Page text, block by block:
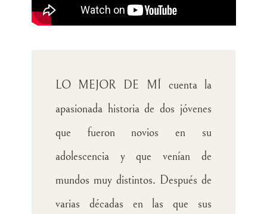
LO MEJOR DE MÍ cuenta la
apasionada historia de dos jóvenes
que fueron novios en su
adolescencia y que venían de
mundos muy distintos. Después de
varias décadas en las que sus